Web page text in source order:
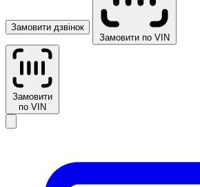
Замовити дзвінок
Замовити по VIN
Замовити
по VIN